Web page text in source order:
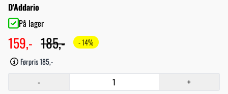
D'Addario
På lager
159,- 185,-
- 14%
Førpris 185,-
- +